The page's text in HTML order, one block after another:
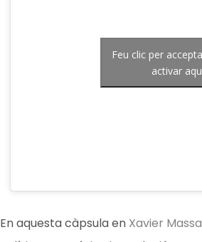
Feu clic per
activar
En aquesta càpsula en Xavier Massa